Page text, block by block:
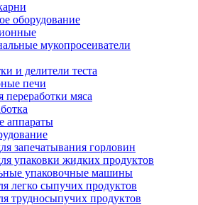
оборудование
мукопросеиватели
и делители теста
печи
переработки мяса
аппараты
запечатывания горловин
упаковки жидких продуктов
упаковочные машины
легко сыпучих продуктов
трудносыпучих продуктов